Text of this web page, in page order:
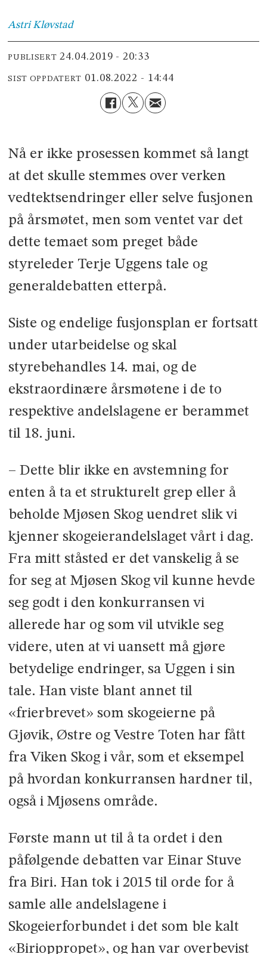
Astri Kløvstad
PUBLISERT 24.04.2019 - 20:33
SIST OPPDATERT 01.08.2022 - 14:44
Nå er ikke prosessen kommet så langt
at det skulle stemmes over verken
vedtektsendringer eller selve fusjonen
på årsmøtet, men som ventet var det
dette temaet som preget både
styreleder Terje Uggens tale og
generaldebatten etterpå.
Siste og endelige fusjonsplan er fortsatt
under utarbeidelse og skal
styrebehandles 14. mai, og de
ekstraordinære årsmøtene i de to
respektive andelslagene er berammet
til 18. juni.
– Dette blir ikke en avstemning for
enten å ta et strukturelt grep eller å
beholde Mjøsen Skog uendret slik vi
kjenner skogeierandelslaget vårt i dag.
Fra mitt ståsted er det vanskelig å se
for seg at Mjøsen Skog vil kunne hevde
seg godt i den konkurransen vi
allerede har og som vil utvikle seg
videre, uten at vi uansett må gjøre
betydelige endringer, sa Uggen i sin
tale. Han viste blant annet til
«frierbrevet» som skogeierne på
Gjøvik, Østre og Vestre Toten har fått
fra Viken Skog i vår, som et eksempel
på hvordan konkurransen hardner til,
også i Mjøsens område.
Første mann ut til å ta ordet i den
påfølgende debatten var Einar Stuve
fra Biri. Han tok i 2015 til orde for å
samle alle andelslagene i
Skogeierforbundet i det som ble kalt
«Birioppropet», og han var overbevist